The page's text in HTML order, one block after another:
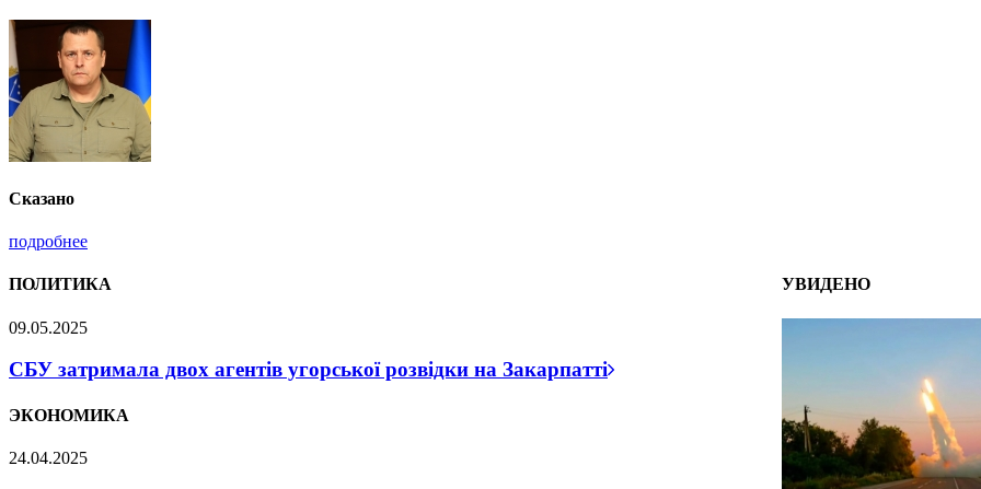
Сказано
подробнее
УВИДЕНО
ПОЛИТИКА
09.05.2025
СБУ затримала двох агентів угорської розвідки на Закарпатті
ЭКОНОМИКА
24.04.2025